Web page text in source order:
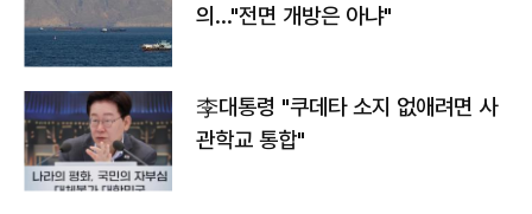
의…"전면 개방은 아냐"
李대통령 "쿠데타 소지 없애려면 사
관학교 통합"